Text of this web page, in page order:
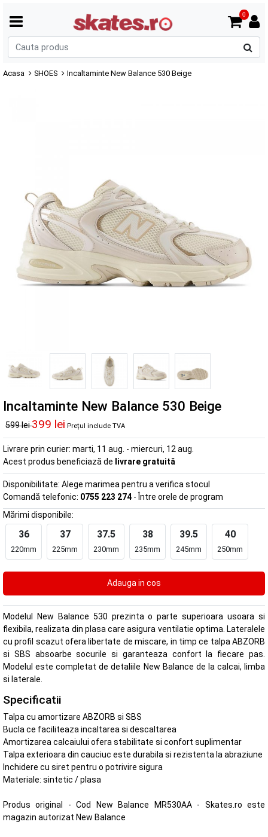
0
Acasa SHOES Incaltaminte New Balance 530 Beige
Incaltaminte New Balance 530 Beige
599 lei399 lei Prețul include TVA
Livrare prin curier: marti, 11 aug. - miercuri, 12 aug.
Acest produs beneficiază de livrare gratuită
Disponibilitate: Alege marimea pentru a verifica stocul
Comandă telefonic: 0755 223 274 - Între orele de program
Mărimi disponibile:
36
220mm
37
225mm
37.5
230mm
38
235mm
39.5
245mm
40
250mm
Modelul New Balance 530 prezinta o parte superioara usoara si
flexibila, realizata din plasa care asigura ventilatie optima. Lateralele
cu profil scazut ofera libertate de miscare, in timp ce talpa ABZORB
si SBS absoarbe socurile si garanteaza confort la fiecare pas.
Modelul este completat de detaliile New Balance de la calcai, limba
si laterale.
Specificatii
Talpa cu amortizare ABZORB si SBS
Bucla ce faciliteaza incaltarea si descaltarea
Amortizarea calcaiului ofera stabilitate si confort suplimentar
Talpa exterioara din cauciuc este durabila si rezistenta la abraziune
Inchidere cu siret pentru o potrivire sigura
Materiale: sintetic / plasa
Produs original - Cod New Balance MR530AA - Skates.ro este
magazin autorizat New Balance